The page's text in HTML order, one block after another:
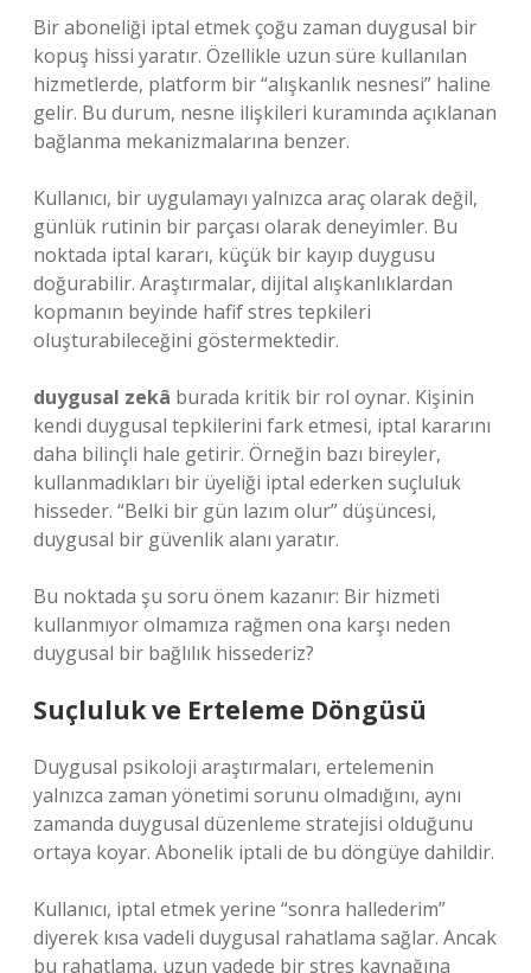
Bir aboneliği iptal etmek çoğu zaman duygusal bir
kopuş hissi yaratır. Özellikle uzun süre kullanılan
hizmetlerde, platform bir “alışkanlık nesnesi” haline
gelir. Bu durum, nesne ilişkileri kuramında açıklanan
bağlanma mekanizmalarına benzer.
Kullanıcı, bir uygulamayı yalnızca araç olarak değil,
günlük rutinin bir parçası olarak deneyimler. Bu
noktada iptal kararı, küçük bir kayıp duygusu
doğurabilir. Araştırmalar, dijital alışkanlıklardan
kopmanın beyinde hafif stres tepkileri
oluşturabileceğini göstermektedir.
duygusal zekâ burada kritik bir rol oynar. Kişinin
kendi duygusal tepkilerini fark etmesi, iptal kararını
daha bilinçli hale getirir. Örneğin bazı bireyler,
kullanmadıkları bir üyeliği iptal ederken suçluluk
hisseder. “Belki bir gün lazım olur” düşüncesi,
duygusal bir güvenlik alanı yaratır.
Bu noktada şu soru önem kazanır: Bir hizmeti
kullanmıyor olmamıza rağmen ona karşı neden
duygusal bir bağlılık hissederiz?
Suçluluk ve Erteleme Döngüsü
Duygusal psikoloji araştırmaları, ertelemenin
yalnızca zaman yönetimi sorunu olmadığını, aynı
zamanda duygusal düzenleme stratejisi olduğunu
ortaya koyar. Abonelik iptali de bu döngüye dahildir.
Kullanıcı, iptal etmek yerine “sonra hallederim”
diyerek kısa vadeli duygusal rahatlama sağlar. Ancak
bu rahatlama, uzun vadede bir stres kaynağına